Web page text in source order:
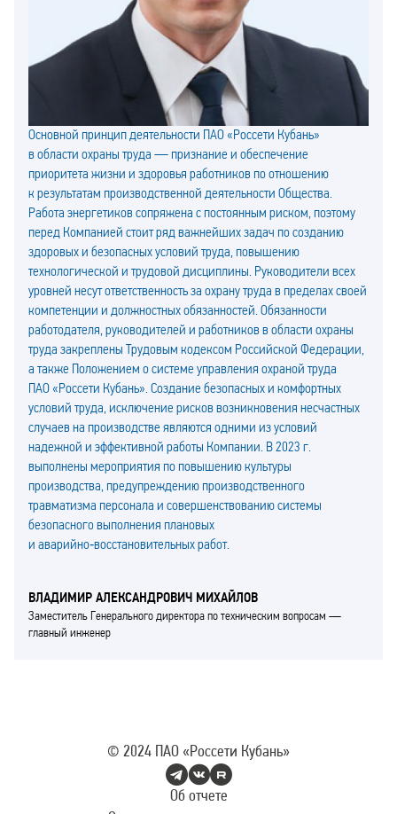
Основной принцип деятельности ПАО «Россети Кубань»
в области охраны труда — признание и обеспечение
приоритета жизни и здоровья работников по отношению
к результатам производственной деятельности Общества.
Работа энергетиков сопряжена с постоянным риском, поэтому
перед Компанией стоит ряд важнейших задач по созданию
здоровых и безопасных условий труда, повышению
технологической и трудовой дисциплины. Руководители всех
уровней несут ответственность за охрану труда в пределах своей
компетенции и должностных обязанностей. Обязанности
работодателя, руководителей и работников в области охраны
труда закреплены Трудовым кодексом Российской Федерации,
а также Положением о системе управления охраной труда
ПАО «Россети Кубань». Создание безопасных и комфортных
условий труда, исключение рисков возникновения несчастных
случаев на производстве являются одними из условий
надежной и эффективной работы Компании. В 2023 г.
выполнены мероприятия по повышению культуры
производства, предупреждению производственного
травматизма персонала и совершенствованию системы
безопасного выполнения плановых
и аварийно‑восстановительных работ.
ВЛАДИМИР АЛЕКСАНДРОВИЧ МИХАЙЛОВ
Заместитель Генерального директора по техническим вопросам —
главный инженер
© 2024 ПАО «Россети Кубань»
Об отчете